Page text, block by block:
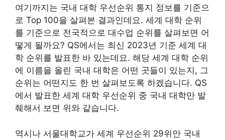
여기까지는 국내 대학 우선순위 통지 정보를 기준으
로 Top 100을 살펴본 결과인데요. 세계 대학 순위
를 기준으로 전국적으로 대수업 순위를 살펴보면 어
떻게 될까요? QS에서는 최신 2023년 기준 세계 대
학 순위를 발표한 바 있는데요. 해당 세계 대학 순위
에 이름을 올린 국내 대학은 어떤 곳들이 있는지, 그
순위는 어떤지도 한 번 살펴보도록 하겠습니다. QS
에서 발표한 세계 대학 우선순위 중 국내 대학만 발
췌해서 보면 위와 같습니다.
역시나 서울대학교가 세계 우선순위 29위안 국내